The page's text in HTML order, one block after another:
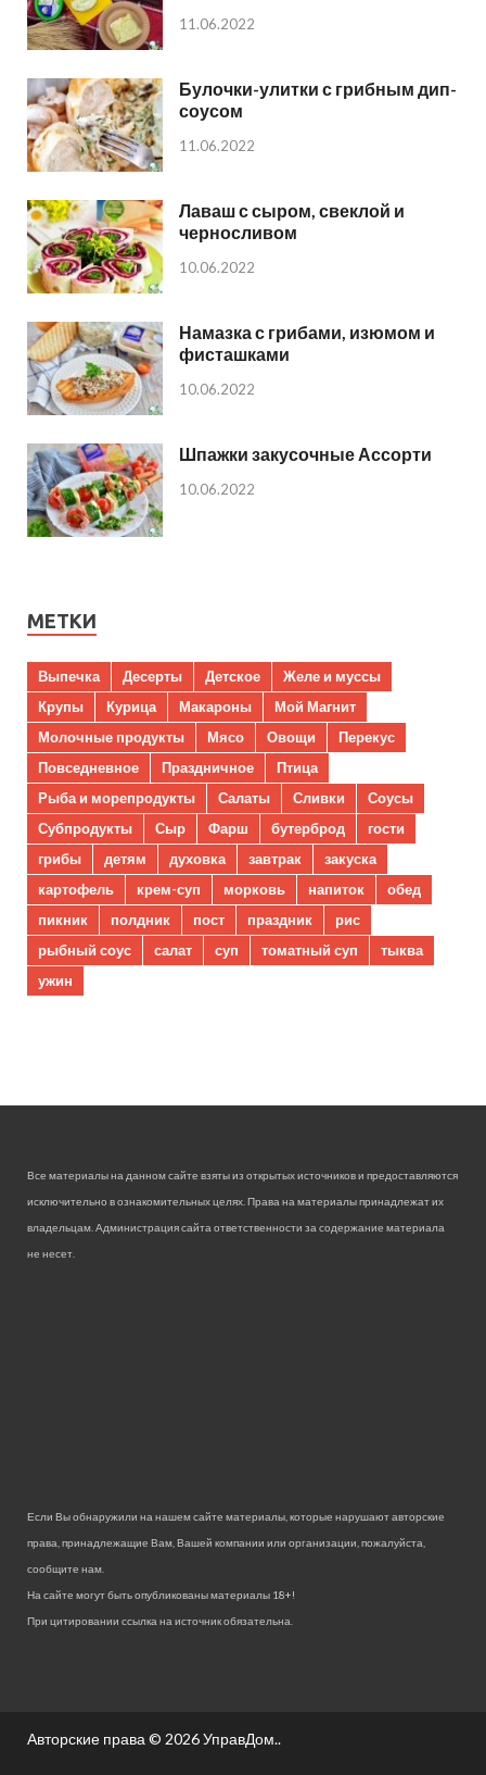
11.06.2022
Булочки-улитки с грибным дип-
соусом
11.06.2022
Лаваш с сыром, свеклой и
черносливом
10.06.2022
Намазка с грибами, изюмом и
фисташками
10.06.2022
Шпажки закусочные Ассорти
10.06.2022
МЕТКИ
Выпечка Десерты Детское
Желе и муссы
Крупы
Курица Макароны
Мой Магнит
Молочные продукты
Мясо Овощи
Перекус
Повседневное
Праздничное
Птица
Рыба и морепродукты
Салаты Сливки
Соусы
Субпродукты
Сыр Фарш бутерброд
гости
грибы
детям духовка завтрак
закуска
картофель
крем-суп морковь напиток
обед
пикник
полдник пост праздник
рис
рыбный соус
салат суп томатный суп
тыква
ужин
Все материалы на данном сайте взяты из открытых источников и предоставляются
исключительно в ознакомительных целях. Права на материалы принадлежат их
владельцам. Администрация сайта ответственности за содержание материала
не несет.
Если Вы обнаружили на нашем сайте материалы, которые нарушают авторские
права, принадлежащие Вам, Вашей компании или организации, пожалуйста,
сообщите нам.
На сайте могут быть опубликованы материалы 18+!
При цитировании ссылка на источник обязательна.
Авторские права © 2026УправДом..